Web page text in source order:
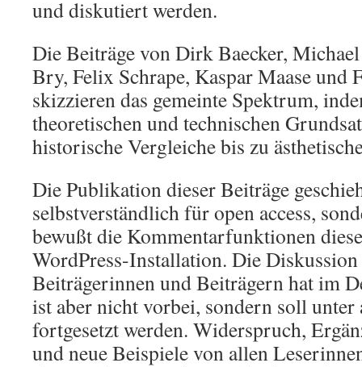
und diskutiert werden.
Die Beiträge von Dirk Baecker,
Bry, Felix Schrape, Kaspar Maase und
skizzieren das gemeinte Spektrum,
theoretischen und technischen
historische Vergleiche bis zu
Die Publikation dieser Beiträge
selbstverständlich für open access,
bewußt die Kommentarfunktionen
WordPress-Installation. Die
Beiträgerinnen und Beiträgern hat im
ist aber nicht vorbei, sondern soll
fortgesetzt werden. Widerspruch,
und neue Beispiele von allen